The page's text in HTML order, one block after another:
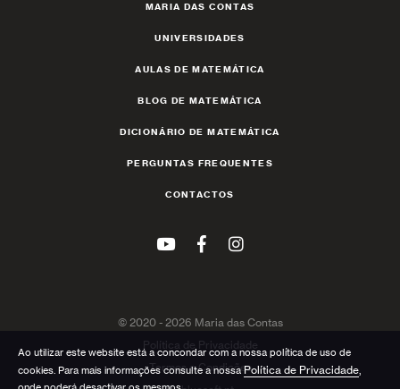
Ao utilizar este website está a concondar com a nossa política de uso de
cookies. Para mais informações consulte a nossaPolítica de Privacidade,
MARIA DAS CONTAS
UNIVERSIDADES
AULAS DE MATEMÁTICA
BLOG DE MATEMÁTICA
DICIONÁRIO DE MATEMÁTICA
PERGUNTAS FREQUENTES
CONTACTOS
© 2020 - 2026 Maria das Contas
Política de Privacidade
Termos e Condições